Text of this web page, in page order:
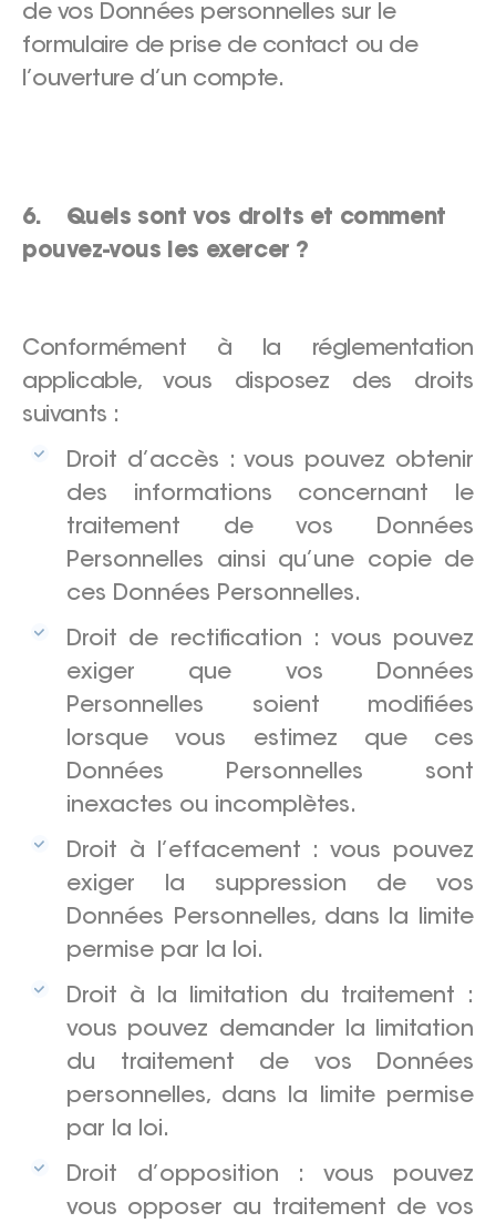
de vos Données personnelles sur le
formulaire de prise de contact ou de
l’ouverture d’un compte.
6. Quels sont vos droits et comment
pouvez-vous les exercer ?
Conformément à la réglementation
applicable, vous disposez des droits
suivants :
Droit d’accès : vous pouvez obtenir
des informations concernant le
traitement de vos Données
Personnelles ainsi qu’une copie de
ces Données Personnelles.
Droit de rectification : vous pouvez
exiger que vos Données
Personnelles soient modifiées
lorsque vous estimez que ces
Données Personnelles sont
inexactes ou incomplètes.
Droit à l’effacement : vous pouvez
exiger la suppression de vos
Données Personnelles, dans la limite
permise par la loi.
Droit à la limitation du traitement :
vous pouvez demander la limitation
du traitement de vos Données
personnelles, dans la limite permise
par la loi.
Droit d’opposition : vous pouvez
vous opposer au traitement de vos